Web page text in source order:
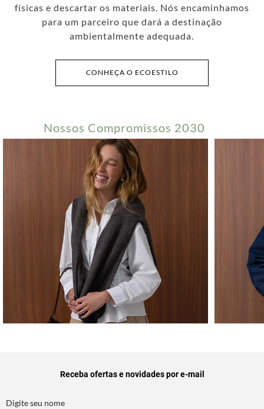
físicas e descartar os materiais. Nós encaminhamos
para um parceiro que dará a destinação
ambientalmente adequada.
CONHEÇA O ECOESTILO
Nossos Compromissos 2030
Receba ofertas e novidades por e-mail